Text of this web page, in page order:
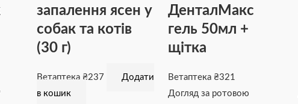
запалення ясен у
собак та котів
(30 г)
Ветаптека ₴237
Додати
в кошик
ДенталМакс
гель 50мл +
щітка
Ветаптека ₴321
Догляд за ротовою